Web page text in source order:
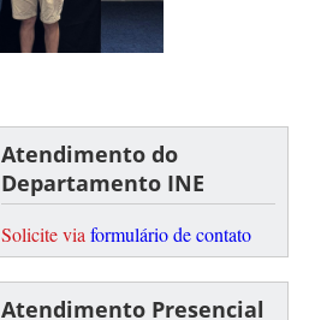
Atendimento do
Departamento INE
Solicite via formulário de contato
Atendimento Presencial